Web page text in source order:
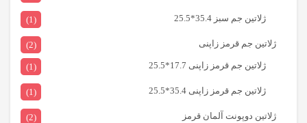
ژلاتین جم سبز 35.4*25.5 (1)
ژلاتین جم قرمز زاپنی
(2)
ژلاتین جم قرمز زاپنی 17.7*25.5
(1)
ژلاتین جم قرمز زاپنی 35.4*25.5 (1)
ژلاتین دوپونت آلمان قرمز
(2)